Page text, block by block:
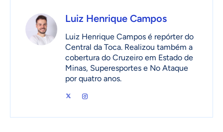
Luiz Henrique Campos
Luiz Henrique Campos é repórter do
Central da Toca. Realizou também a
cobertura do Cruzeiro em Estado de
Minas, Superesportes e No Ataque
por quatro anos.